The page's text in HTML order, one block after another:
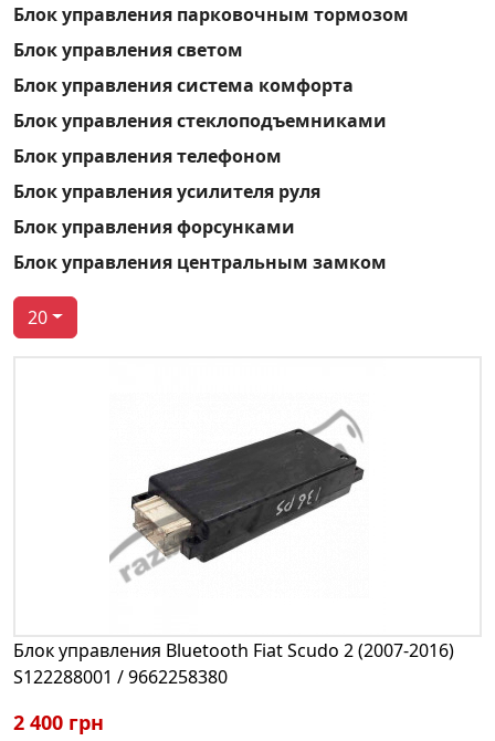
Блок управления парковочным тормозом
Блок управления светом
Блок управления система комфорта
Блок управления стеклоподъемниками
Блок управления телефоном
Блок управления усилителя руля
Блок управления форсунками
Блок управления центральным замком
20
Блок управления Bluetooth Fiat Scudo 2 (2007-2016)
S122288001 / 9662258380
2 400 грн